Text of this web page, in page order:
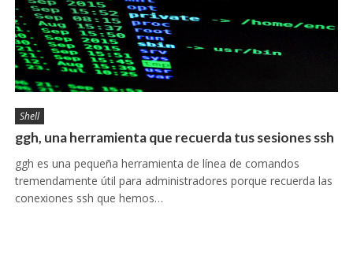
Shell
ggh, una herramienta que recuerda tus sesiones ssh
ggh es una pequeña herramienta de línea de comandos
tremendamente útil para administradores porque recuerda las
conexiones ssh que hemos…